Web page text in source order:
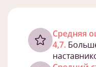
Cредняя
4,7.